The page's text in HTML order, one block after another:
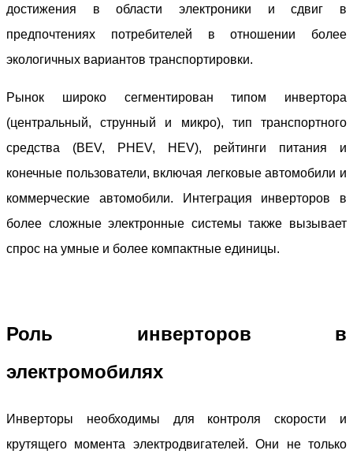
достижения в области электроники и сдвиг в
предпочтениях потребителей в отношении более
экологичных вариантов транспортировки.
Рынок широко сегментирован типом инвертора
(центральный, струнный и микро), тип транспортного
средства (BEV, PHEV, HEV), рейтинги питания и
конечные пользователи, включая легковые автомобили и
коммерческие автомобили. Интеграция инверторов в
более сложные электронные системы также вызывает
спрос на умные и более компактные единицы.
Роль инверторов в
электромобилях
Инверторы необходимы для контроля скорости и
крутящего момента электродвигателей. Они не только